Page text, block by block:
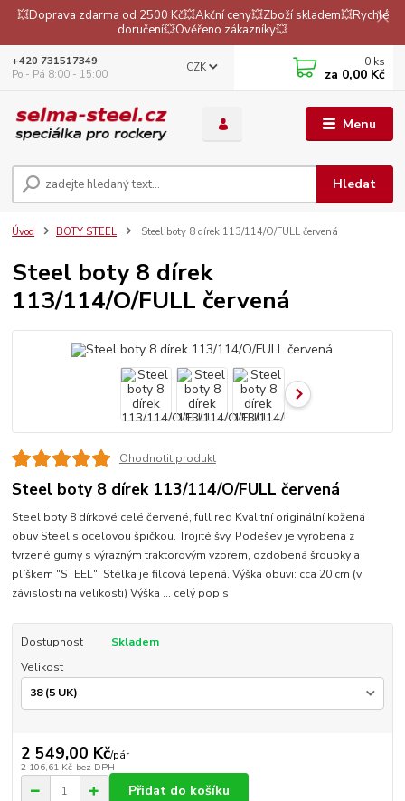
💥Doprava zdarma od 2500 Kč💥Akční ceny💥Zboží skladem💥Rychlé
doručení💥Ověřeno zákazníky💥
Menu
CZK
Hledat
+420 731517349
Po - Pá 8:00 - 15:00
0 ks
za 0,00 Kč
Úvod BOTY STEEL Steel boty 8 dírek 113/114/O/FULL červená
Steel boty 8 dírek
113/114/O/FULL červená
Ohodnotit produkt
Steel boty 8 dírek 113/114/O/FULL červená
Steel boty 8 dírkové celé červené, full red Kvalitní originální kožená
obuv Steel s ocelovou špičkou. Trojité švy. Podešev je vyrobena z
tvrzené gumy s výrazným traktorovým vzorem, ozdobená šroubky a
plíškem "STEEL". Stélka je filcová lepená. Výška obuvi: cca 20 cm (v
závislosti na velikosti) Výška ... celý popis
Dostupnost
Skladem
Velikost
2 549,00 Kč/pár
2 106,61 Kč bez DPH
Přidat do košíku